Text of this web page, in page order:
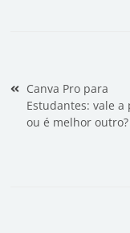
Navegação de
Canva Pro para
Estudantes: vale a
ou é melhor outro?